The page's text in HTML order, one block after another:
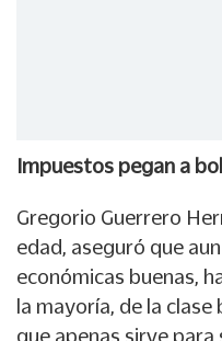
Impuestos pegan a
Gregorio Guerrero
edad, aseguró que
económicas buenas,
la mayoría, de la clase
que apenas sirve para